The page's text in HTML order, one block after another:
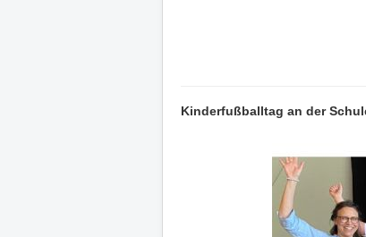
Kinderfußballtag an der